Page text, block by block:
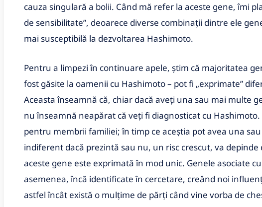
cauza singulară a bolii. Când mă refer la aceste gene, îmi
de sensibilitate”, deoarece diverse combinații dintre ele
mai susceptibilă la dezvoltarea Hashimoto.
Pentru a limpezi în continuare apele, știm că majoritatea
fost găsite la oamenii cu Hashimoto – pot fi „exprimate”
Aceasta înseamnă că, chiar dacă aveți una sau mai multe
nu înseamnă neapărat că veți fi diagnosticat cu Hashimoto.
pentru membrii familiei; în timp ce aceștia pot avea una
indiferent dacă prezintă sau nu, un risc crescut, va
aceste gene este exprimată în mod unic. Genele asociate
asemenea, încă identificate în cercetare, creând noi
astfel încât există o mulțime de părți când vine vorba de